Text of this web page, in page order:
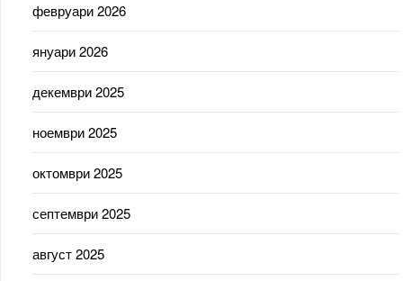
февруари 2026
януари 2026
декември 2025
ноември 2025
октомври 2025
септември 2025
август 2025